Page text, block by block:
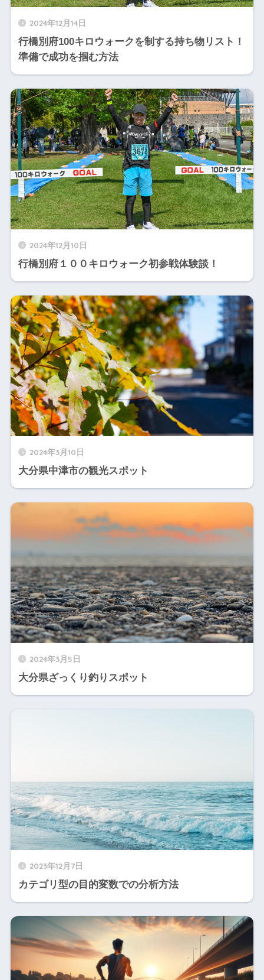
2024年12月14日
行橋別府100キロウォークを制する持ち物リスト！
準備で成功を掴む方法
2024年12月10日
行橋別府１００キロウォーク初参戦体験談！
2024年3月10日
大分県中津市の観光スポット
2024年3月5日
大分県ざっくり釣りスポット
2023年12月7日
カテゴリ型の目的変数での分析方法